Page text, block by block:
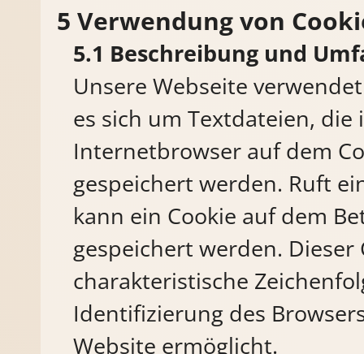
Verwendung von
Beschreibung und
Unsere Webseite
es sich um Textdateien,
Internetbrowser auf dem
gespeichert werden. Ruft
kann ein Cookie auf dem
gespeichert werden.
charakteristische
Identifizierung des
Website ermöglicht.